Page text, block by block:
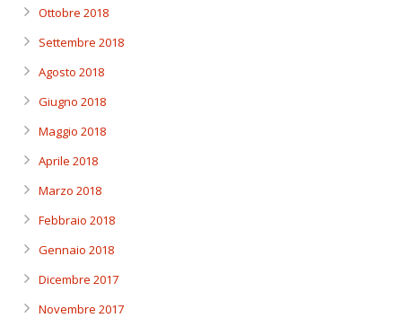
Ottobre 2018
Settembre 2018
Agosto 2018
Giugno 2018
Maggio 2018
Aprile 2018
Marzo 2018
Febbraio 2018
Gennaio 2018
Dicembre 2017
Novembre 2017